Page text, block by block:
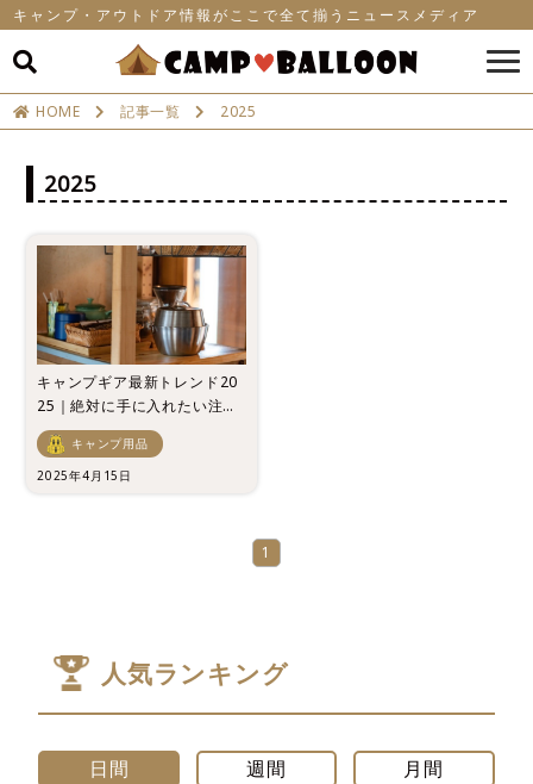
キャンプ・アウトドア情報がここで全て揃うニュースメディア
HOME 記事一覧 2025
2025
キャンプギア最新トレンド20
25｜絶対に手に入れたい注目
アイテム10選
キャンプ用品
2025年4月15日
1
人気ランキング
日間 週間 月間